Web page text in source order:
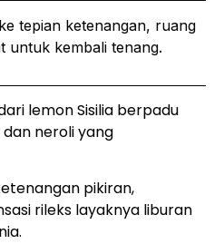
tepian ketenangan, ruang
untuk kembali tenang.
lemon Sisilia berpadu
neroli yang
pikiran,
rileks layaknya liburan